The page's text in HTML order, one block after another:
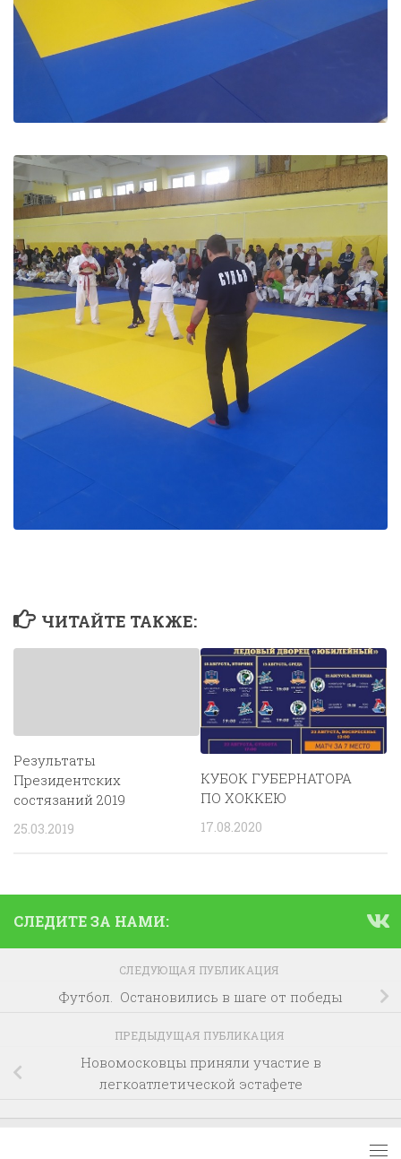
ЧИТАЙТЕ ТАКЖЕ:
Результаты
Президентских
состязаний 2019
25.03.2019
КУБОК ГУБЕРНАТОРА
ПО ХОККЕЮ
17.08.2020
СЛЕДИТЕ ЗА НАМИ:
СЛЕДУЮЩАЯ ПУБЛИКАЦИЯ
Футбол. Остановились в шаге от победы
ПРЕДЫДУЩАЯ ПУБЛИКАЦИЯ
Новомосковцы приняли участие в
легкоатлетической эстафете